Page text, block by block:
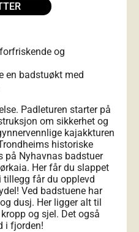
og
en badstuøkt med
Padleturen starter på
om sikkerhet og
kajakkturen
historiske
på Nyhavnas badstuer
Her får du slappet
tillegg får du opplevd
Ved badstuene har
dusj. Her ligger alt til
og sjel. Det også
i fjorden!